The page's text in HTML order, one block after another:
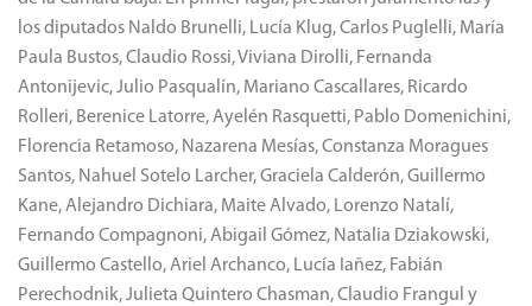
los diputados Naldo Brunelli, Lucía Klug, Carlos Puglelli, María
Paula Bustos, Claudio Rossi, Viviana Dirolli, Fernanda
Antonijevic, Julio Pasqualín, Mariano Cascallares, Ricardo
Rolleri, Berenice Latorre, Ayelén Rasquetti, Pablo Domenichini,
Florencia Retamoso, Nazarena Mesías, Constanza Moragues
Santos, Nahuel Sotelo Larcher, Graciela Calderón, Guillermo
Kane, Alejandro Dichiara, Maite Alvado, Lorenzo Natalí,
Fernando Compagnoni, Abigail Gómez, Natalia Dziakowski,
Guillermo Castello, Ariel Archanco, Lucía Iañez, Fabián
Perechodnik, Julieta Quintero Chasman, Claudio Frangul y